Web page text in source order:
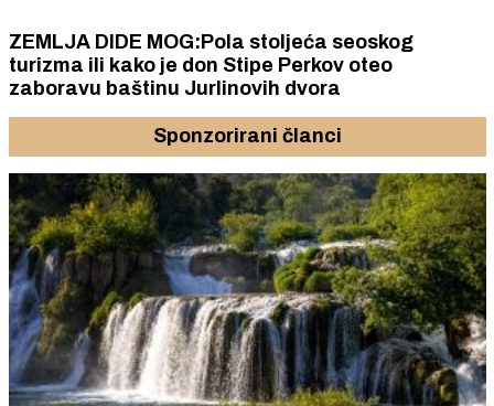
ZEMLJA DIDE MOG:Pola stoljeća seoskog
turizma ili kako je don Stipe Perkov oteo
zaboravu baštinu Jurlinovih dvora
Sponzorirani članci